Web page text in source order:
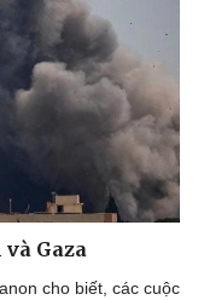
Gaza
cho biết, các cuộc